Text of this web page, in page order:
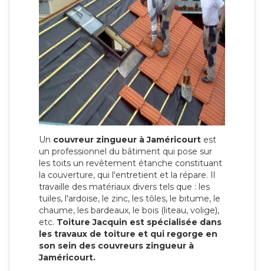
Un couvreur zingueur à Jaméricourt est
un professionnel du bâtiment qui pose sur
les toits un revêtement étanche constituant
la couverture, qui l'entretient et la répare. Il
travaille des matériaux divers tels que : les
tuiles, l'ardoise, le zinc, les tôles, le bitume, le
chaume, les bardeaux, le bois (liteau, volige),
etc. Toiture Jacquin est spécialisée dans
les travaux de toiture et qui regorge en
son sein des couvreurs zingueur à
Jaméricourt.